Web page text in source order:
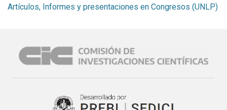
Artículos, Informes y presentaciones en Congresos (UNLP)